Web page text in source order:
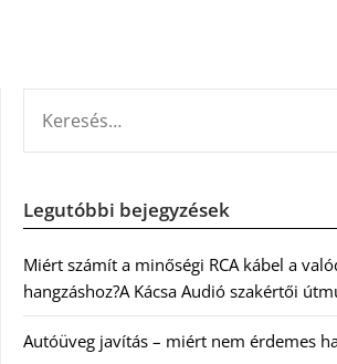
Legutóbbi bejegyzések
Miért számít a minőségi RCA kábel a
hangzáshoz?A Kácsa Audió szakértői
Autóüveg javítás – miért nem érdemes